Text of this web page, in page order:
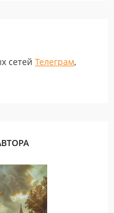
сетей Телеграм,